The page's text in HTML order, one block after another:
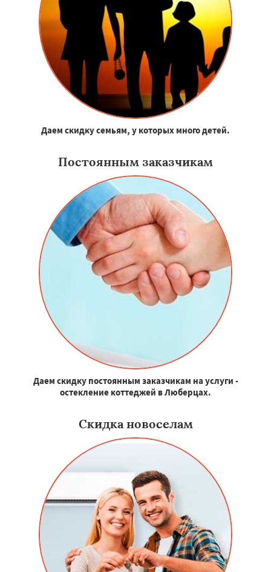
Даем скидку семьям, у которых много детей.
Постоянным заказчикам
Даем скидку постоянным заказчикам на услуги -
остекление коттеджей в Люберцах.
Скидка новоселам